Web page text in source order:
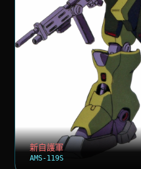
新自護軍
AMS-119S